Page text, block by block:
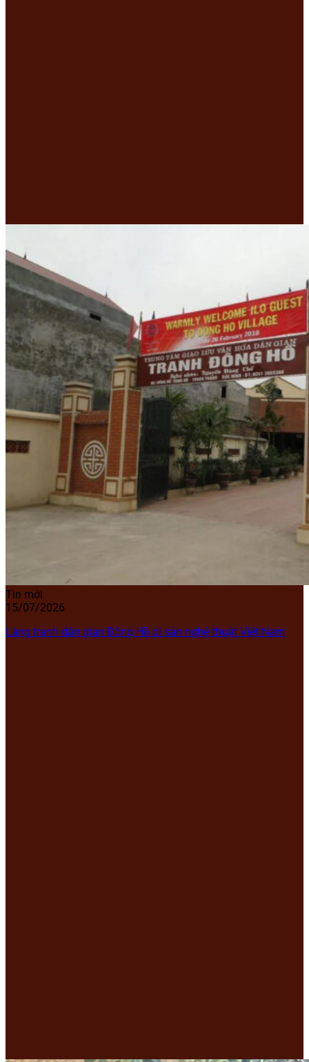
Tin mới
15/07/2026
Làng tranh dân gian Đông Hồ di sản nghệ thuật Việt Nam